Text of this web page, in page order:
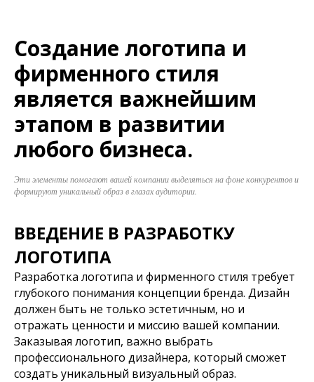
Создание логотипа и
фирменного стиля
является важнейшим
этапом в развитии
любого бизнеса.
Эти элементы помогают вашей компании выделяться на фоне конкурентов и
формируют уникальный образ в глазах аудитории.
ВВЕДЕНИЕ В РАЗРАБОТКУ
ЛОГОТИПА
Разработка логотипа и фирменного стиля требует
глубокого понимания концепции бренда. Дизайн
должен быть не только эстетичным, но и
отражать ценности и миссию вашей компании.
Заказывая логотип, важно выбрать
профессионального дизайнера, который сможет
создать уникальный визуальный образ.